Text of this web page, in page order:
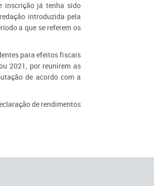
inscrição já tenha sido
introduzida pela
a que se referem os
para efeitos fiscais
2021, por reunirem as
de acordo com a
de rendimentos